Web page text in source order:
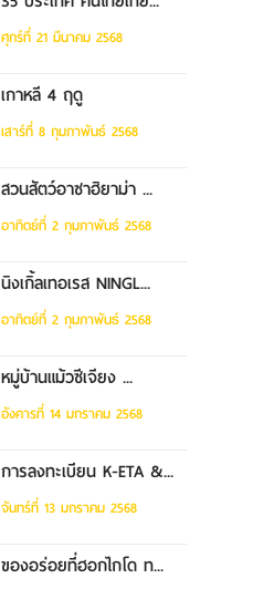
ศุกร์ที่ 21 มีนาคม 2568
เกาหลี 4 ฤดู
เสาร์ที่ 8 กุมภาพันธ์ 2568
สวนสัตว์อาซาฮิยาม่า ...
อาทิตย์ที่ 2 กุมภาพันธ์ 2568
นิงเกิ้ลเทอเรส NINGL...
อาทิตย์ที่ 2 กุมภาพันธ์ 2568
หมู่บ้านแม้วซีเจียง ...
อังคารที่ 14 มกราคม 2568
การลงทะเบียน K-ETA &...
จันทร์ที่ 13 มกราคม 2568
ของอร่อยที่ฮอกไกโด ท...